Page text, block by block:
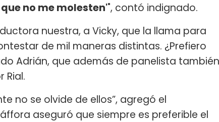
no me molesten'", contó indignado.
nuestra, a Vicky, que la llama para
de mil maneras distintas. ¿Prefiero
Adrián, que además de panelista también
Rial.
no se olvide de ellos”, agregó el
aseguró que siempre es preferible el